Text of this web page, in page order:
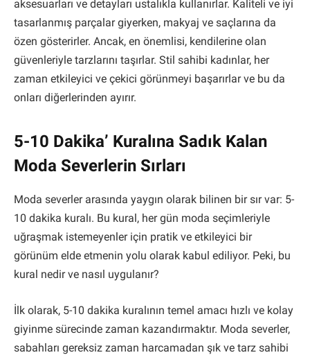
aksesuarları ve detayları ustalıkla kullanırlar. Kaliteli ve iyi
tasarlanmış parçalar giyerken, makyaj ve saçlarına da
özen gösterirler. Ancak, en önemlisi, kendilerine olan
güvenleriyle tarzlarını taşırlar. Stil sahibi kadınlar, her
zaman etkileyici ve çekici görünmeyi başarırlar ve bu da
onları diğerlerinden ayırır.
5-10 Dakika’ Kuralına Sadık Kalan
Moda Severlerin Sırları
Moda severler arasında yaygın olarak bilinen bir sır var: 5-
10 dakika kuralı. Bu kural, her gün moda seçimleriyle
uğraşmak istemeyenler için pratik ve etkileyici bir
görünüm elde etmenin yolu olarak kabul ediliyor. Peki, bu
kural nedir ve nasıl uygulanır?
İlk olarak, 5-10 dakika kuralının temel amacı hızlı ve kolay
giyinme sürecinde zaman kazandırmaktır. Moda severler,
sabahları gereksiz zaman harcamadan şık ve tarz sahibi